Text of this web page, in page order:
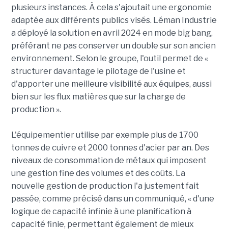
plusieurs instances. À cela s'ajoutait une ergonomie
adaptée aux différents publics visés. Léman Industrie
a déployé la solution en avril 2024 en mode big bang,
préférant ne pas conserver un double sur son ancien
environnement. Selon le groupe, l'outil permet de «
structurer davantage le pilotage de l'usine et
d'apporter une meilleure visibilité aux équipes, aussi
bien sur les flux matières que sur la charge de
production ».
L'équipementier utilise par exemple plus de 1700
tonnes de cuivre et 2000 tonnes d'acier par an. Des
niveaux de consommation de métaux qui imposent
une gestion fine des volumes et des coûts. La
nouvelle gestion de production l'a justement fait
passée, comme précisé dans un communiqué, « d'une
logique de capacité infinie à une planification à
capacité finie, permettant également de mieux